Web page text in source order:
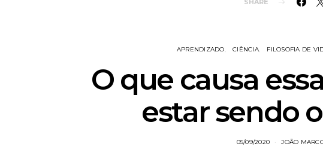
SHARE
APRENDIZADO CIÊNCIA FILOSOFIA DE
O que causa
estar sendo
05/09/2020 JOÃO